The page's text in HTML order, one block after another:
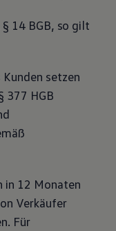
14 BGB, so gilt
setzen
377 HGB
in 12 Monaten
Verkäufer
Für